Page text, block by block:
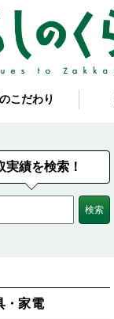
こだわり
実績を検索！
・家電